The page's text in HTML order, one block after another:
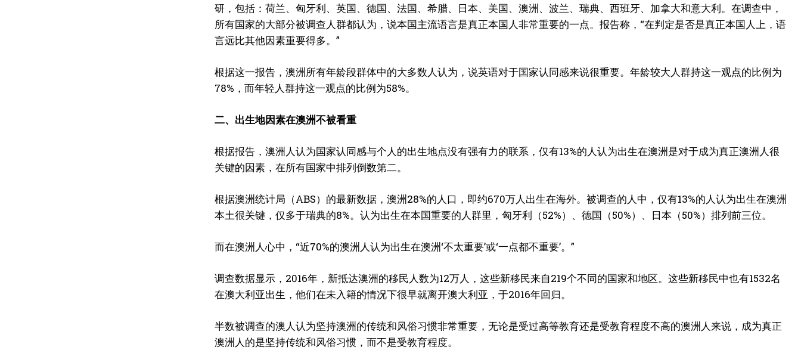
研，包括：荷兰、匈牙利、英国、德国、法国、希腊、日本、美国、澳洲、波兰、瑞典、西班牙、加拿大和意大利。在调查中，
所有国家的大部分被调查人群都认为，说本国主流语言是真正本国人非常重要的一点。报告称，“在判定是否是真正本国人上，语
言远比其他因素重要得多。”
根据这一报告，澳洲所有年龄段群体中的大多数人认为，说英语对于国家认同感来说很重要。年龄较大人群持这一观点的比例为
78%，而年轻人群持这一观点的比例为58%。
二、出生地因素在澳洲不被看重
根据报告，澳洲人认为国家认同感与个人的出生地点没有强有力的联系，仅有13%的人认为出生在澳洲是对于成为真正澳洲人很
关键的因素，在所有国家中排列倒数第二。
根据澳洲统计局（ABS）的最新数据，澳洲28%的人口，即约670万人出生在海外。被调查的人中，仅有13%的人认为出生在澳洲
本土很关键，仅多于瑞典的8%。认为出生在本国重要的人群里，匈牙利（52%）、德国（50%）、日本（50%）排列前三位。
而在澳洲人心中，“近70%的澳洲人认为出生在澳洲‘不太重要’或‘一点都不重要’。”
调查数据显示，2016年，新抵达澳洲的移民人数为12万人，这些新移民来自219个不同的国家和地区。这些新移民中也有1532名
在澳大利亚出生，他们在未入籍的情况下很早就离开澳大利亚，于2016年回归。
半数被调查的澳人认为坚持澳洲的传统和风俗习惯非常重要，无论是受过高等教育还是受教育程度不高的澳洲人来说，成为真正
澳洲人的是坚持传统和风俗习惯，而不是受教育程度。